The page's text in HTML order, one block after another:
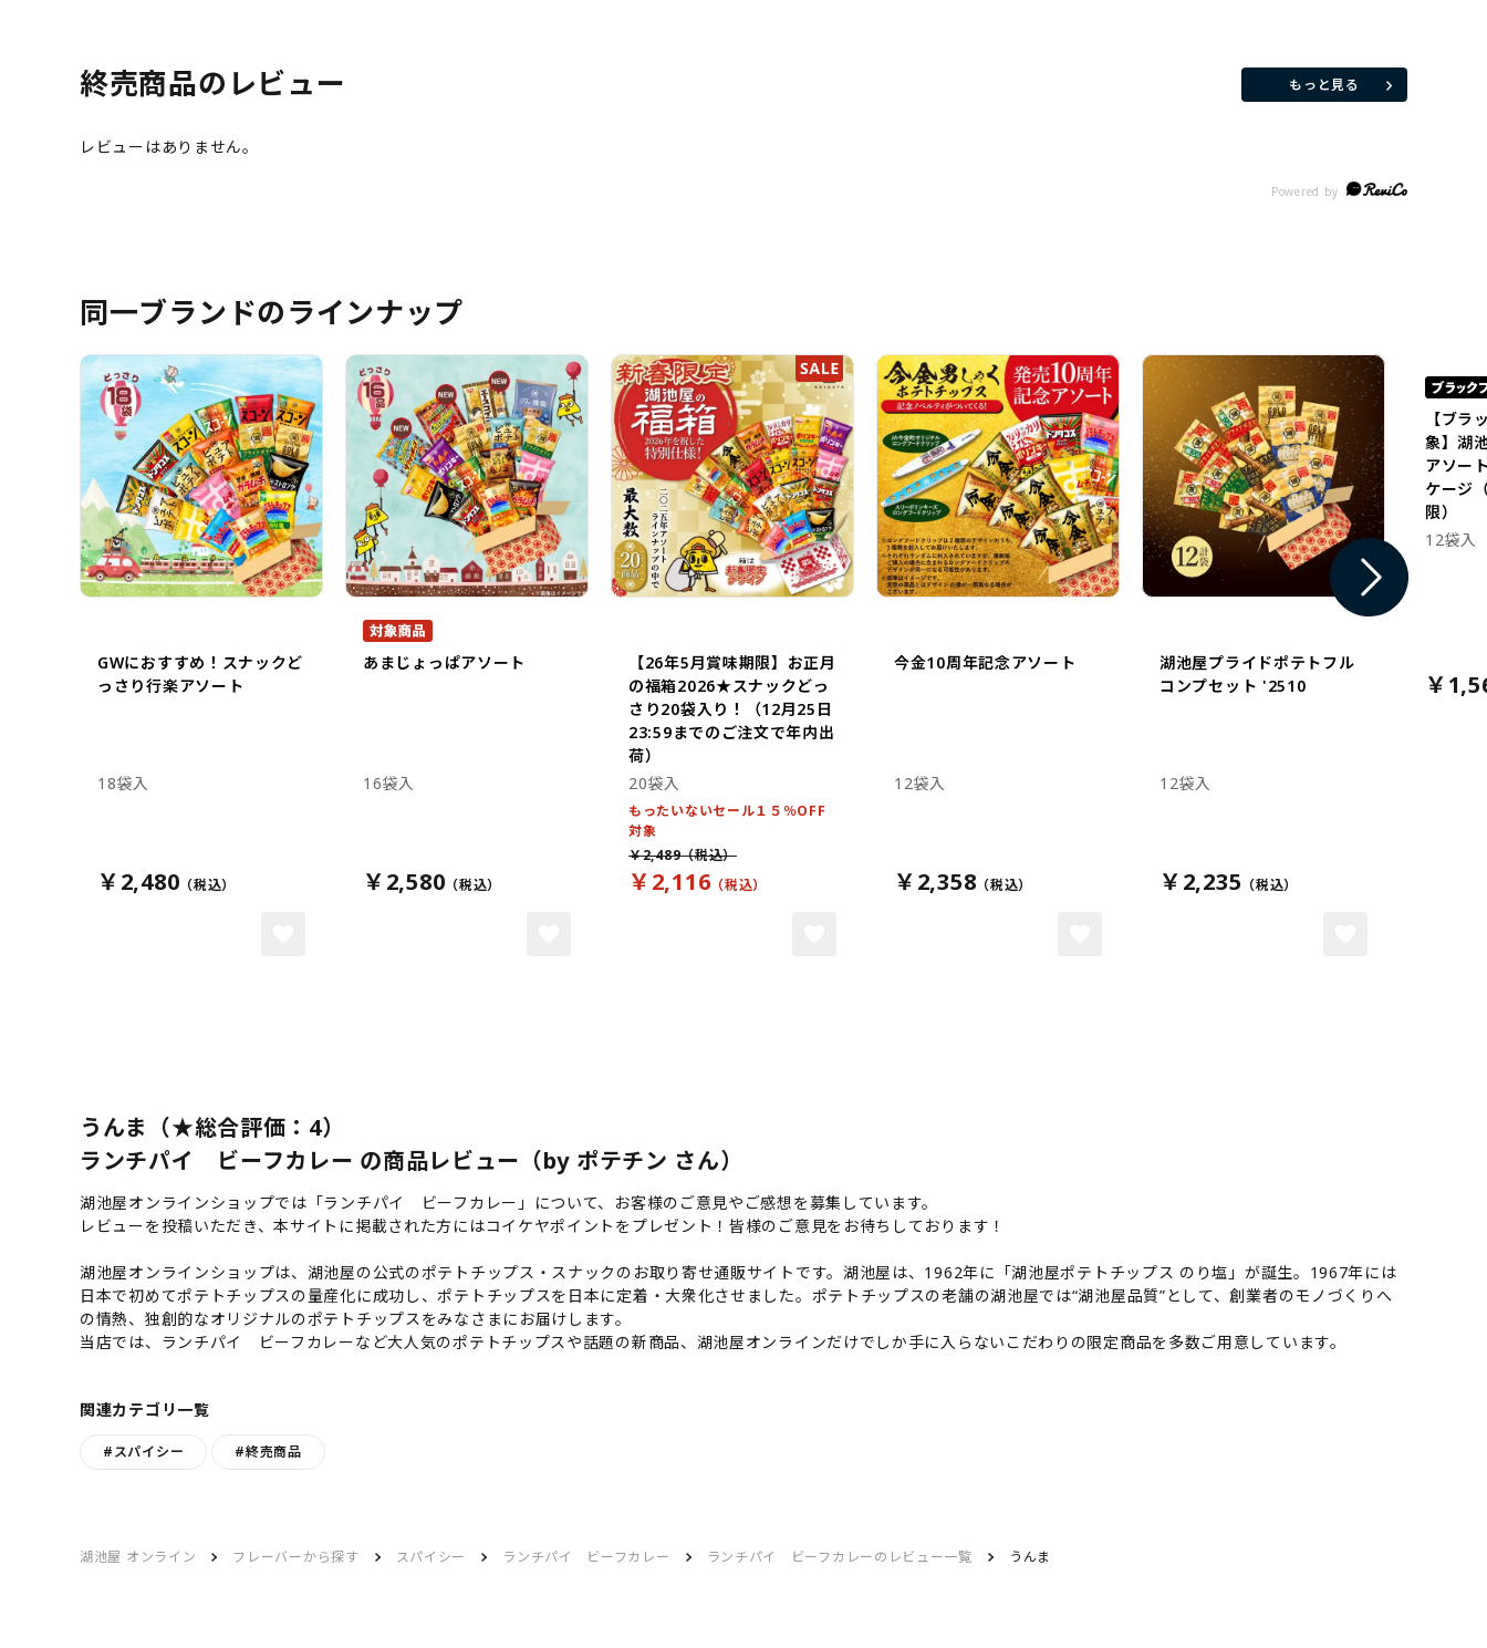
終売商品のレビュー もっと見る
同一ブランドのラインナップ
GWにおすすめ！スナックど
っさり行楽アソート
18袋入
￥2,480
あまじょっぱアソート
16袋入
￥2,580
【26年5月賞味期限】お正月
の福箱2026★スナックどっ
さり20袋入り！（12月25日
23:59までのご注文で年内出
荷）
20袋入
もったいないセール１５％OFF
対象
￥2,116
￥2,489
今金10周年記念アソート
12袋入
￥2,358
湖池屋プライドポテトフル
コンプセット '2510
12袋入
￥2,235
【ブラ
象】湖
アソー
ケージ
限）
12袋入
￥
うんま（★総合評価：4）
ランチパイ ビーフカレー の商品レビュー（by ポテチン さん）
湖池屋オンラインショップでは「ランチパイ ビーフカレー」について、お客様のご意見やご感想を募集しています。
レビューを投稿いただき、本サイトに掲載された方にはコイケヤポイントをプレゼント！皆様のご意見をお待ちしております！
湖池屋オンラインショップは、湖池屋の公式のポテトチップス・スナックのお取り寄せ通販サイトです。湖池屋は、1962年に「湖池屋ポテトチップス のり塩」が誕生。1967年には
日本で初めてポテトチップスの量産化に成功し、ポテトチップスを日本に定着・大衆化させました。ポテトチップスの老舗の湖池屋では“湖池屋品質”として、創業者のモノづくりへ
の情熱、独創的なオリジナルのポテトチップスをみなさまにお届けします。
当店では、ランチパイ ビーフカレーなど大人気のポテトチップスや話題の新商品、湖池屋オンラインだけでしか手に入らないこだわりの限定商品を多数ご用意しています。
関連カテゴリ一覧
#スパイシー #終売商品
湖池屋 オンライン フレーバーから探す スパイシー ランチパイ ビーフカレー ランチパイ ビーフカレーのレビュー一覧 うんま